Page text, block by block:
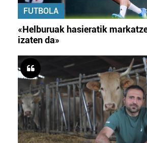
FUTBOLA
«Helburuak hasieratik
izaten da»